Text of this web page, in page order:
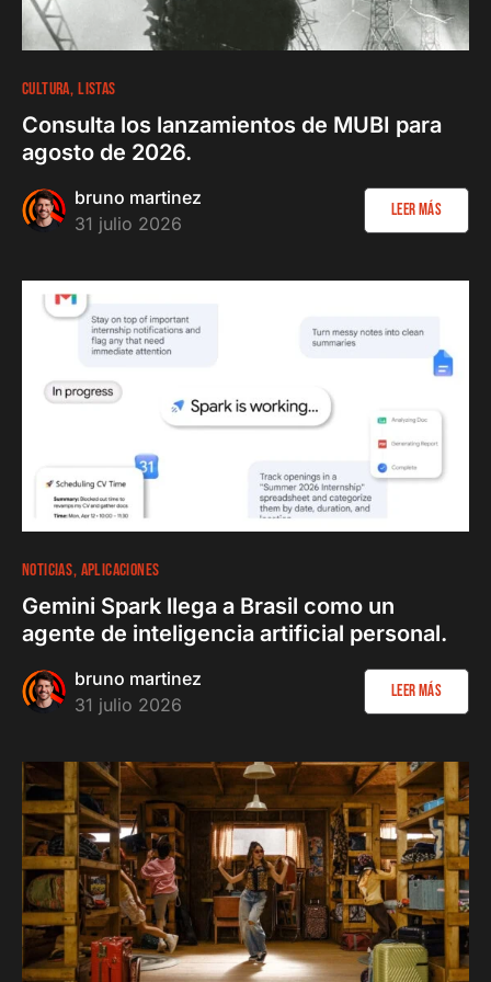
CULTURA LISTAS
Consulta los lanzamientos de MUBI para
agosto de 2026.
bruno martinez
31 julio 2026
Leer más
NOTICIAS APLICACIONES
Gemini Spark llega a Brasil como un
agente de inteligencia artificial personal.
bruno martinez
31 julio 2026
Leer más